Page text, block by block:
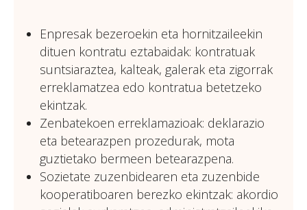
Enpresak bezeroekin eta hornitzaileekin
dituen kontratu eztabaidak: kontratuak
suntsiaraztea, kalteak, galerak eta zigorrak
erreklamatzea edo kontratua betetzeko
ekintzak.
Zenbatekoen erreklamazioak: deklarazio
eta betearazpen prozedurak, mota
guztietako bermeen betearazpena.
Sozietate zuzenbidearen eta zuzenbide
kooperatiboaren berezko ekintzak: akordio